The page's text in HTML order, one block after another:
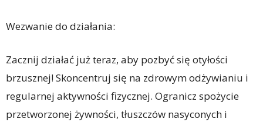
Wezwanie do działania:
Zacznij działać już teraz, aby pozbyć się otyłości
brzusznej! Skoncentruj się na zdrowym odżywianiu i
regularnej aktywności fizycznej. Ogranicz spożycie
przetworzonej żywności, tłuszczów nasyconych i